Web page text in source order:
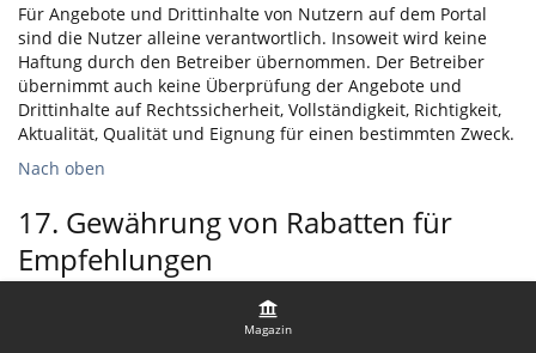
Magazin
Für Angebote und Drittinhalte von Nutzern auf dem Portal
sind die Nutzer alleine verantwortlich. Insoweit wird keine
Haftung durch den Betreiber übernommen. Der Betreiber
übernimmt auch keine Überprüfung der Angebote und
Drittinhalte auf Rechtssicherheit, Vollständigkeit, Richtigkeit,
Aktualität, Qualität und Eignung für einen bestimmten Zweck.
Nach oben
17. Gewährung von Rabatten für
Empfehlungen
Soweit der Betreiber einem Nutzer einen Rabatt für eine
Empfehlung des Portals gewährt, gelten folgende